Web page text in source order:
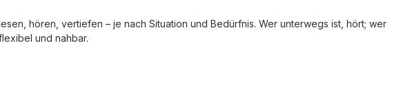
hören, vertiefen – je nach Situation und Bedürfnis. Wer unterwegs ist, hört; wer
und nahbar.